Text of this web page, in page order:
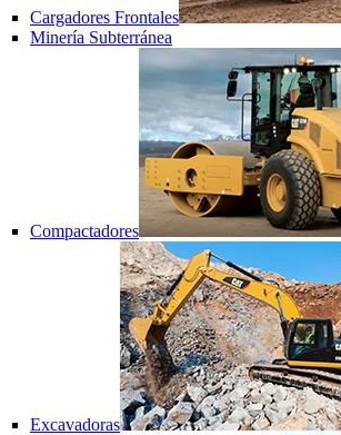
Cargadores Frontales
Minería Subterránea
Compactadores
Excavadoras